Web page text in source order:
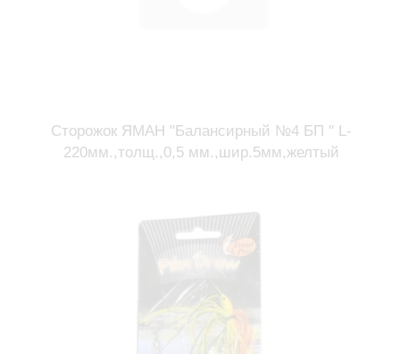
Сторожок ЯМАН "Балансирный №4 БП " L-
220мм.,толщ.,0,5 мм.,шир.5мм,желтый